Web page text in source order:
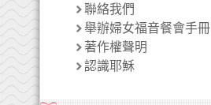
聯絡我們
舉辦婦女福音餐會手冊
著作權聲明
認識耶穌